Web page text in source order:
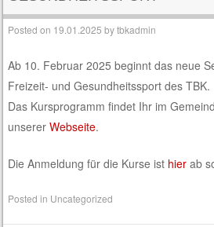
Posted on 19.01.2025 bytbkadmin
Ab 10. Februar 2025 beginnt das neue
Freizeit- und Gesundheitssport des TBK.
Das Kursprogramm findet Ihr im
unsererWebseite.
Die Anmeldung für die Kurse ist hier ab
Posted in Uncategorized